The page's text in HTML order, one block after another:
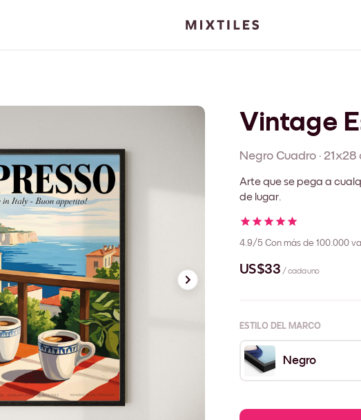
Vintage
Negro Cuadro · 21x28
Arte que se pega a
de lugar.
4.9/5 Con más de 100.000
US$33 / cada uno
ESTILO DEL MARCO
Negro